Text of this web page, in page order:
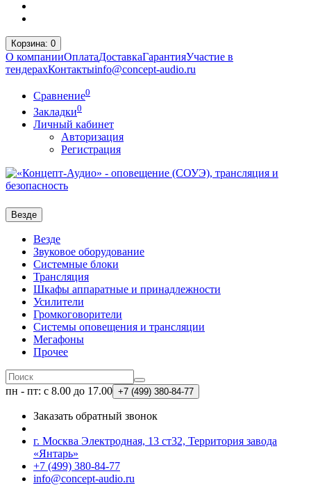
Корзина: 0
О компанииОплатаДоставкаГарантияУчастие в
тендерахКонтактыinfo@concept-audio.ru
Сравнение0
Закладки0
Личный кабинет
Авторизация
Регистрация
Везде
Везде
Звуковое оборудование
Системные блоки
Трансляция
Шкафы аппаратные и принадлежности
Усилители
Громкоговорители
Системы оповещения и трансляции
Мегафоны
Прочее
пн - пт: с 8.00 до 17.00 +7 (499) 380-84-77
Заказать обратный звонок
г. Москва Электродная, 13 ст32, Территория завода
«Янтарь»
+7 (499) 380-84-77
info@concept-audio.ru